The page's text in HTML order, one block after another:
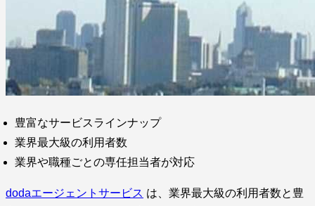
豊富なサービスラインナップ
業界最大級の利用者数
業界や職種ごとの専任担当者が対応
dodaエージェントサービス は、業界最大級の利用者数と豊